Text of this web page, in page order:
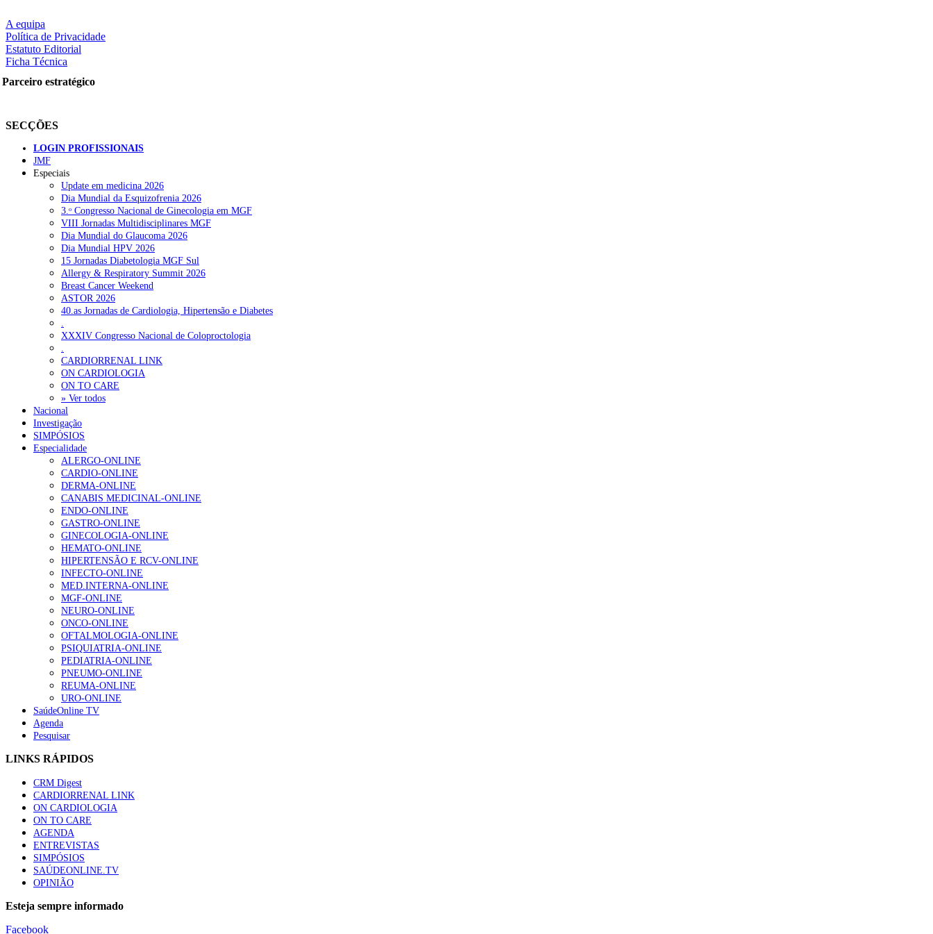
A equipa
Política de Privacidade
Estatuto Editorial
Ficha Técnica
Parceiro estratégico
SECÇÕES
LOGIN PROFISSIONAIS
JMF
Especiais
Update em medicina 2026
Dia Mundial da Esquizofrenia 2026
3.ᵒ Congresso Nacional de Ginecologia em MGF
VIII Jornadas Multidisciplinares MGF
Dia Mundial do Glaucoma 2026
Dia Mundial HPV 2026
15 Jornadas Diabetologia MGF Sul
Allergy & Respiratory Summit 2026
Breast Cancer Weekend
ASTOR 2026
40.as Jornadas de Cardiologia, Hipertensão e Diabetes
XXXIV Congresso Nacional de Coloproctologia
CARDIORRENAL LINK
ON CARDIOLOGIA
ON TO CARE
» Ver todos
Nacional
Investigação
SIMPÓSIOS
Especialidade
ALERGO-ONLINE
CARDIO-ONLINE
DERMA-ONLINE
CANABIS MEDICINAL-ONLINE
ENDO-ONLINE
GASTRO-ONLINE
GINECOLOGIA-ONLINE
HEMATO-ONLINE
HIPERTENSÃO E RCV-ONLINE
INFECTO-ONLINE
MED.INTERNA-ONLINE
MGF-ONLINE
NEURO-ONLINE
ONCO-ONLINE
OFTALMOLOGIA-ONLINE
PSIQUIATRIA-ONLINE
PEDIATRIA-ONLINE
PNEUMO-ONLINE
REUMA-ONLINE
URO-ONLINE
SaúdeOnline TV
Agenda
Pesquisar
LINKS RÁPIDOS
CRM Digest
CARDIORRENAL LINK
ON CARDIOLOGIA
ON TO CARE
AGENDA
ENTREVISTAS
SIMPÓSIOS
SAÚDEONLINE.TV
OPINIÃO
Esteja sempre informado
Facebook